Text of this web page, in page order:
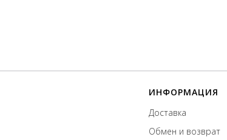
ИНФОРМАЦИЯ
Доставка
Обмен и возврат